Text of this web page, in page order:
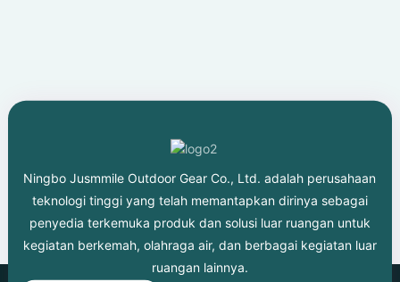
Ningbo Jusmmile Outdoor Gear Co., Ltd. adalah perusahaan
teknologi tinggi yang telah memantapkan dirinya sebagai
penyedia terkemuka produk dan solusi luar ruangan untuk
kegiatan berkemah, olahraga air, dan berbagai kegiatan luar
ruangan lainnya.